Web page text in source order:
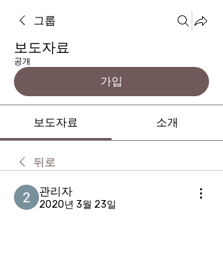
그룹
보도자료
공개
가입
보도자료 소개
뒤로
관리자
2020년 3월 23일